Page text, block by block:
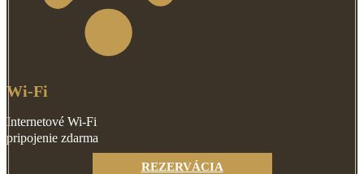
Wi-Fi
Internetové Wi-Fi
pripojenie zdarma
REZERVÁCIA